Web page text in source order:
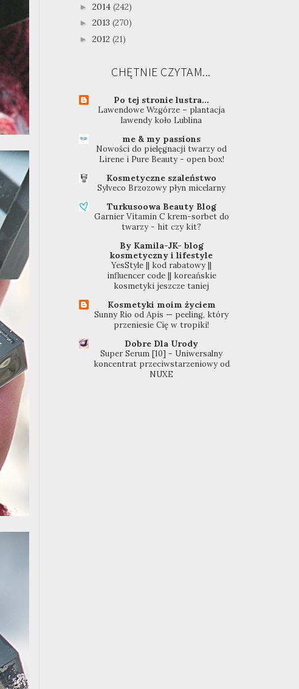
► 2014 (242)
► 2013 (270)
► 2012 (21)
CHĘTNIE CZYTAM...
Po tej stronie lustra...
Lawendowe Wzgórze – plantacja
lawendy koło Lublina
me & my passions
Nowości do pielęgnacji twarzy od
Lirene i Pure Beauty - open box!
Kosmetyczne szaleństwo
Sylveco Brzozowy płyn micelarny
Turkusoowa Beauty Blog
Garnier Vitamin C krem-sorbet do
twarzy - hit czy kit?
By Kamila-JK- blog
kosmetyczny i lifestyle
YesStyle || kod rabatowy ||
influencer code || koreańskie
kosmetyki jeszcze taniej
Kosmetyki moim życiem
Sunny Rio od Apis — peeling, który
przeniesie Cię w tropiki!
Dobre Dla Urody
Super Serum [10] - Uniwersalny
koncentrat przeciwstarzeniowy od
NUXE